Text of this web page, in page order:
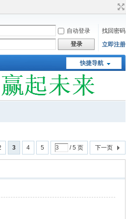
自动登录
找回密码
登录
立即注册
快捷导航
3 4 5 / 5 页 下一页